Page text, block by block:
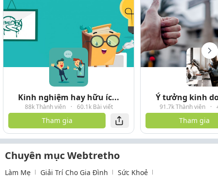
Kinh nghiệm hay hữu íc...
88k Thành viên · 60.1k Bài viết
Tham gia
Ý tưởng kinh
91.7k Thành viên ·
Tham gia
Chuyên mục Webtretho
Làm Mẹ Giải Trí Cho Gia Đình Sức Khoẻ